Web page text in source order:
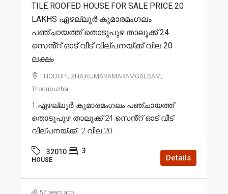
TILE ROOFED HOUSE FOR SALE PRICE 20
LAKHS ഏഴല്ലൂർ കുമാരമംഗലം
പഞ്ചായത്ത് തൊടുപുഴ താലൂക്ക് 24
സെൻ്റ് ഓട് വീട് വില്പനയ്ക്ക് വില 20
ലക്ഷം
THODUPUZHA,KUMARAMARAMGALSAM,
Thodupuzha
1.ഏഴല്ലൂർ കുമാരമംഗലം പഞ്ചായത്ത്
തൊടുപുഴ താലൂക്ക് 24 സെൻ്റ് ഓട് വീട്
വില്പനയ്ക്ക്. 2.വില 20...
32010 3
HOUSE Details
57 years ago